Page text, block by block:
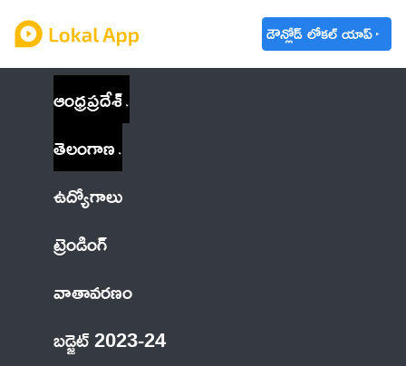
డౌన్లోడ్ లోకల్ యాప్
ఆంధ్రప్రదేశ్
తెలంగాణ
ఉద్యోగాలు
ట్రెండింగ్
వాతావరణం
బడ్జెట్ 2023-24